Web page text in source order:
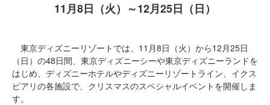
11月8日（火）～12月25日（日）
東京ディズニーリゾートでは、11月8日（火）から12月25日
（日）の48日間、東京ディズニーシーや東京ディズニーランドを
はじめ、ディズニーホテルやディズニーリゾートライン、イクス
ピアリの各施設で、クリスマスのスペシャルイベントを開催しま
す。